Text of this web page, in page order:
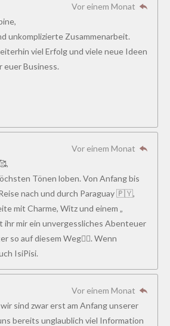
Vor einem Monat
unkomplizierte Zusammenarbeit.
viel Erfolg und viele neue Ideen
Business.
Vor einem Monat
Tönen loben. Von Anfang bis
nach und durch Paraguay 🇵🇾,
mit Charme, Witz und einem „
ihr mir ein unvergessliches Abenteuer
so auf diesem Weg👍🏻. Wenn
IsiPisi.
Vor einem Monat
sind zwar erst am Anfang unserer
bereits unglaublich viel Information